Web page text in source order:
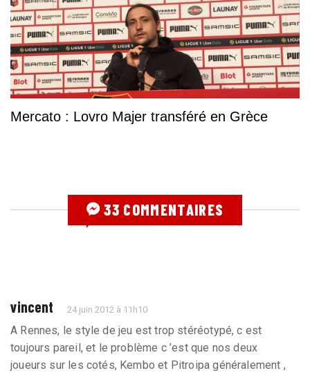
Mercato : Lovro Majer transféré en Grèce
33 COMMENTAIRES
vincent 24 juin 2012 à 11h10
A Rennes, le style de jeu est trop stéréotypé, c est
toujours pareil, et le problème c ’est que nos deux
joueurs sur les cotés, Kembo et Pitroipa généralement ,